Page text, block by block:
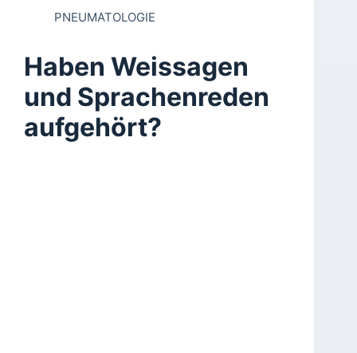
PNEUMATOLOGIE
Haben Weissagen
und Sprachenreden
aufgehört?